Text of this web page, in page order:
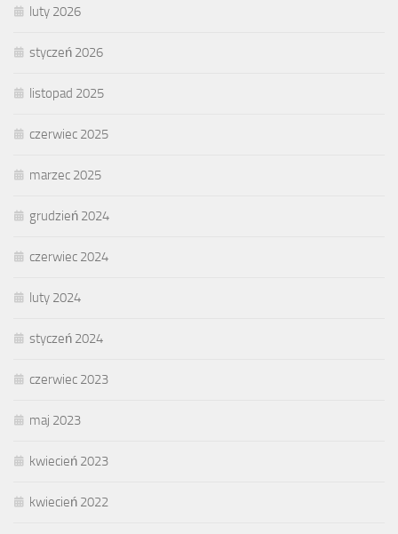
luty 2026
styczeń 2026
listopad 2025
czerwiec 2025
marzec 2025
grudzień 2024
czerwiec 2024
luty 2024
styczeń 2024
czerwiec 2023
maj 2023
kwiecień 2023
kwiecień 2022